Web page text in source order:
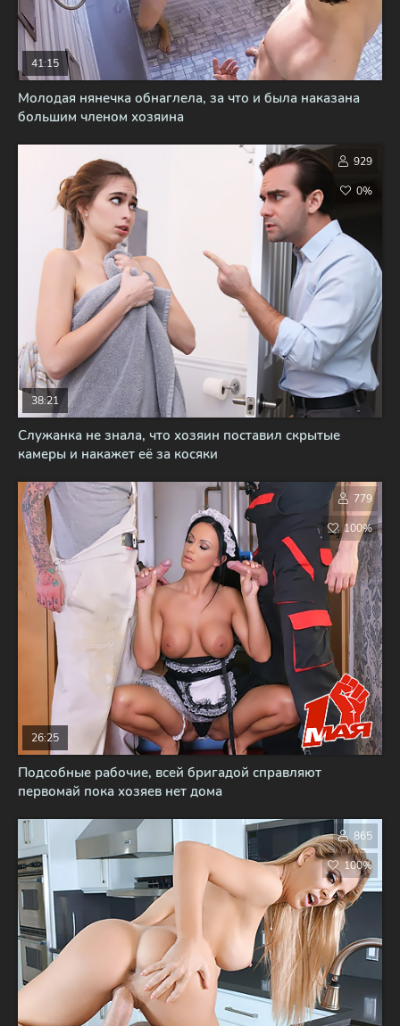
Молодая нянечка обнаглела, за что и была наказана
большим членом хозяина
41:15
Служанка не знала, что хозяин поставил скрытые
камеры и накажет её за косяки
38:21
929
0%
Подсобные рабочие, всей бригадой справляют
первомай пока хозяев нет дома
26:25
779
100%
865
100%